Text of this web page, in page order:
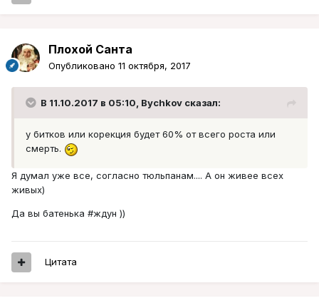
Плохой Санта
Опубликовано 11 октября, 2017
В 11.10.2017 в 05:10, Bychkov сказал:
у битков или корекция будет 60% от всего роста или
смерть.
Я думал уже все, согласно тюльпанам.... А он живее всех
живых)
Да вы батенька #ждун ))
Цитата